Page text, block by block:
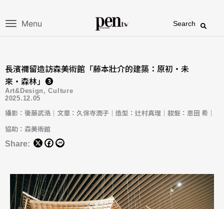
Menu Search
長濱禰留造訪森美術館「藤本壯介的建築：原初・未
來・森林」❸
Art&Design ,Culture
2025.12.05
攝影：後藤武浩｜文章：久保寺潤子｜造型：辻村真理｜妝髮：恩田 希｜
協助：森美術館
Share: